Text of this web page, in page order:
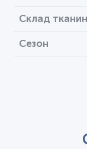
Склад
Сезон